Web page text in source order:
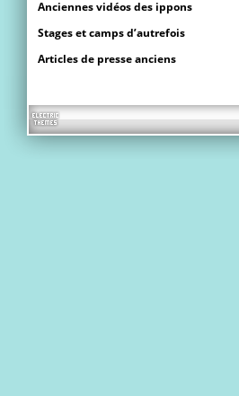
Anciennes vidéos des ippons
Stages et camps d’autrefois
Articles de presse anciens